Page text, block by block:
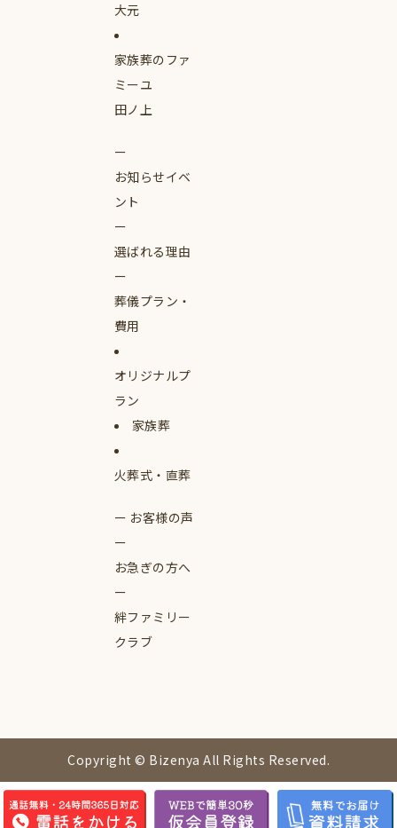
大元
家族葬のファ
ミーユ
田ノ上
お知らせイベ
ント
選ばれる理由
葬儀プラン・
費用
オリジナルプ
ラン
家族葬
火葬式・直葬
お客様の声
お急ぎの方へ
絆ファミリー
クラブ
Copyright © Bizenya All Rights Reserved.